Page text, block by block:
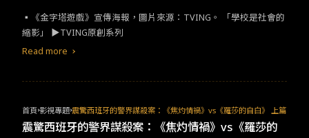
▪︎《金字塔遊戲》宣傳海報，圖片來源：TVING​。​ ​​「學校是社會的
縮影」​ ▶TVING​原創系列​
Read more
首頁 影視專題 震驚西班牙的警界謀殺案：《焦灼情禍》vs《羅莎的自白》 上篇
震驚西班牙的警界謀殺案：《焦灼情禍》vs《羅莎的